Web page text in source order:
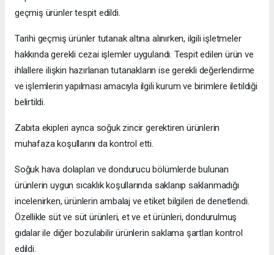
geçmiş ürünler tespit edildi.
Tarihi geçmiş ürünler tutanak altına alınırken, ilgili işletmeler
hakkında gerekli cezai işlemler uygulandı. Tespit edilen ürün ve
ihlallere ilişkin hazırlanan tutanakların ise gerekli değerlendirme
ve işlemlerin yapılması amacıyla ilgili kurum ve birimlere iletildiği
belirtildi.
Zabıta ekipleri ayrıca soğuk zincir gerektiren ürünlerin
muhafaza koşullarını da kontrol etti.
Soğuk hava dolapları ve dondurucu bölümlerde bulunan
ürünlerin uygun sıcaklık koşullarında saklanıp saklanmadığı
incelenirken, ürünlerin ambalaj ve etiket bilgileri de denetlendi.
Özellikle süt ve süt ürünleri, et ve et ürünleri, dondurulmuş
gıdalar ile diğer bozulabilir ürünlerin saklama şartları kontrol
edildi.